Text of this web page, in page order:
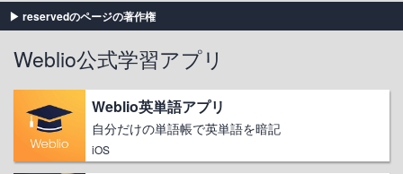
reservedのページの著作権
Weblio公式学習アプリ
Weblio英単語アプリ
自分だけの単語帳で英単語を暗記
iOS